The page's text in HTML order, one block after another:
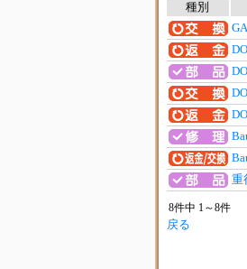
種別
重
8件中 1～8件
戻る